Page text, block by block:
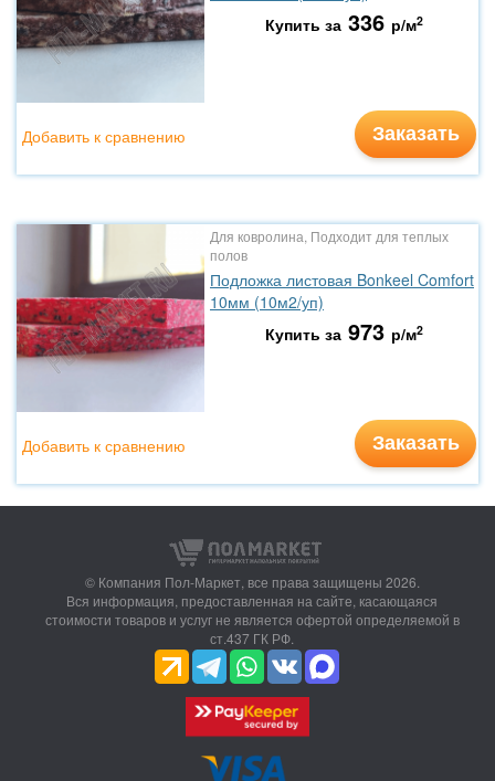
Купить за 336 р/м2
Заказать
Добавить к сравнению
Для ковролина, Подходит для теплых
полов
Подложка листовая Bonkeel Comfort
10мм (10м2/уп)
Купить за 973 р/м2
Заказать
Добавить к сравнению
© Компания Пол-Маркет, все права защищены 2026.
Вся информация, предоставленная на сайте, касающаяся
стоимости товаров и услуг не является офертой определяемой в
ст.437 ГК РФ.